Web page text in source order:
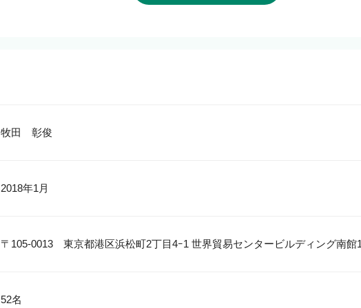
牧田　彰俊
2018年1月
〒105-0013　東京都港区浜松町2丁目4ｰ1 世界貿易センタービルディング南館
52名